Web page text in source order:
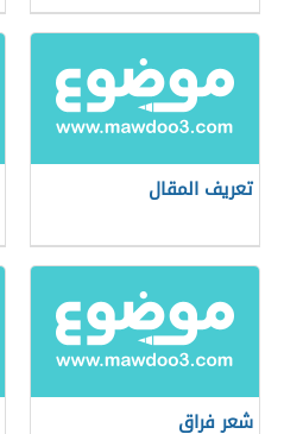
تعريف المقال
شعر فراق